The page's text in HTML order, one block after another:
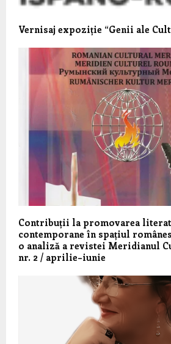
Vernisaj expoziție “Genii ale
Contribuții la promovarea
contemporane în spațiul
o analiză a revistei Meridianul
nr. 2 / aprilie–iunie